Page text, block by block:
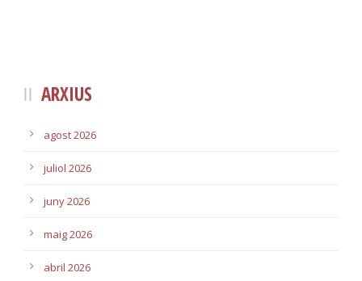
ARXIUS
agost 2026
juliol 2026
juny 2026
maig 2026
abril 2026